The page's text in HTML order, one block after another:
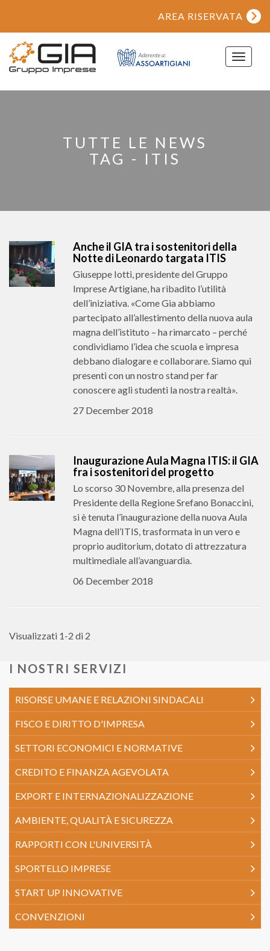
AREA RISERVATA
Toggle
TUTTE LE NEWS
TAG - ITIS
Anche il GIA tra i sostenitori della
Notte di Leonardo targata ITIS
Giuseppe Iotti, presidente del Gruppo
Imprese Artigiane, ha ribadito l’utilità
dell’iniziativa. «Come Gia abbiamo
partecipato all’allestimento della nuova aula
magna dell’istituto – ha rimarcato – perché
condividiamo l’idea che scuola e impresa
debbano dialogare e collaborare. Siamo qui
presenti con un nostro stand per far
conoscere agli studenti la nostra realtà».
27 December 2018
Inaugurazione Aula Magna ITIS: il GIA
fra i sostenitori del progetto
Lo scorso 30 Novembre, alla presenza del
Presidente della Regione Srefano Bonaccini,
si è tenuta l’inaugurazione della nuova Aula
Magna dell’ITIS, trasformata in un vero e
proprio auditorium, dotato di attrezzatura
multimediale all’avanguardia.
06 December 2018
Visualizzati 1-2 di 2
I NOSTRI SERVIZI
RISORSE UMANE E RELAZIONI SINDACALI
FISCO E DIRITTO D'IMPRESA
SETTORI ECONOMICI E NORMATIVE
CREDITO E FINANZA AGEVOLATA
EXPORT E INTERNAZIONALIZZAZIONE
AMBIENTE, QUALITÀ E SICUREZZA
RAPPORTI CON L'UNIVERSITÀ
SPORTELLO IMPRESE
START UP INNOVATIVE
CONVENZIONI